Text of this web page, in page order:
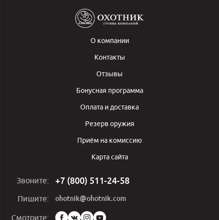
О компании
Контакты
Отзывы
Бонусная программа
Оплата и доставка
Резерв оружия
Приём на комиссию
Карта сайта
Звоните: +7 (800) 511-24-58
Пишите: ohotnik@ohotnik.com
Смотрите: Мы